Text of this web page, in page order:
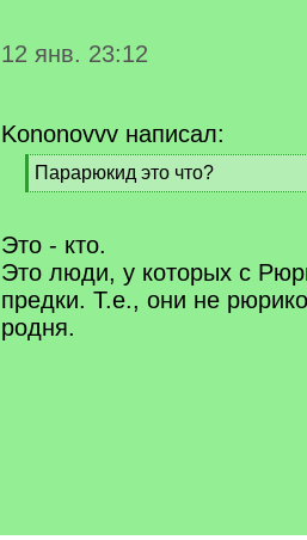
12 янв. 23:12
Kononovvv написал:
[
q
Парарюкид это что?
[
q
]
Это - кто.
Это люди, у которых с
предки. Т.е., они не
родня.